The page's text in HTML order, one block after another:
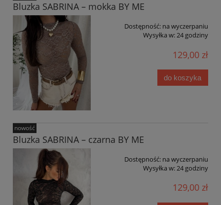
Bluzka SABRINA – mokka BY ME
Dostępność: na wyczerpaniu
Wysyłka w:24 godziny
129,00 zł
do koszyka
Bluzka SABRINA – czarna BY ME
Dostępność: na wyczerpaniu
Wysyłka w: 24 godziny
129,00 zł
nowość